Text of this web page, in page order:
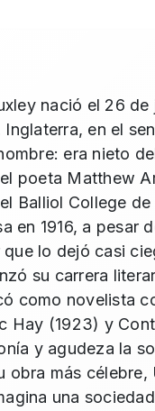
nació el 26 de
Inglaterra, en el
era nieto
poeta Matthew
Balliol College
en 1916, a pesar
lo dejó casi
su carrera
como novelista
Hay (1923) y
y agudeza la
obra más
una